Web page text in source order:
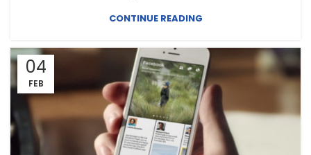
CONTINUE READING
04
FEB